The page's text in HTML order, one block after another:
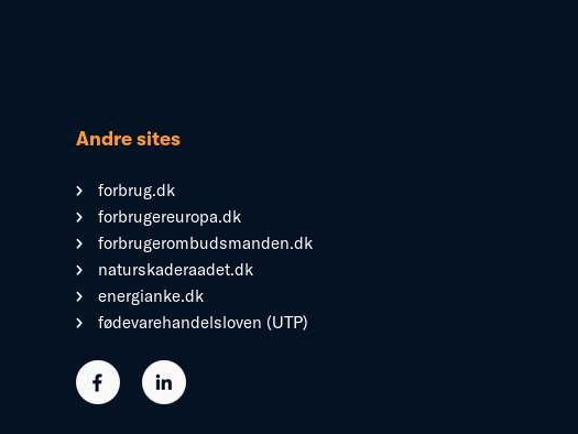
Andre sites
forbrug.dk
forbrugereuropa.dk
forbrugerombudsmanden.dk
naturskaderaadet.dk
energianke.dk
fødevarehandelsloven (UTP)